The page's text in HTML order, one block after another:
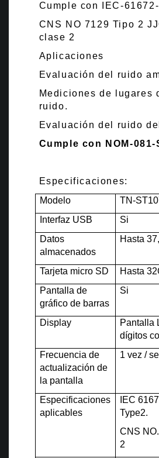
Cumple con IEC-
CNS NO 7129 Tipo 2
clase 2
Aplicaciones
Evaluación del ruido
Mediciones de lugares
ruido.
Evaluación del ruido
Cumple con NOM-081-
Especificaciones:
Modelo
TN-
Interfaz USB
Si
Datos
almacenados
Hasta
Tarjeta micro SD
Hasta
Pantalla de
gráfico de barras
Si
Display
Pantalla
dígitos
Frecuencia de
actualización de
la pantalla
1 vez /
Especificaciones
aplicables
IEC
Type2.
CNS
2